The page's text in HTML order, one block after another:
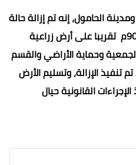
الحامول، إنه تم إزالة حالة
تعدي بالبلوك الأبيض بمساحة 90م تقريبا على أرض زراعية
وحماية الأراضي والقسم
الإزالة، وتسليم الأرض
القانونية حيال